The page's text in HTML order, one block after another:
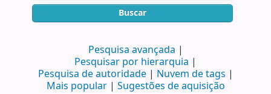
Buscar
Pesquisa avançada
Pesquisar por hierarquia
Pesquisa de autoridade
Nuvem de tags
Mais popular
Sugestões de aquisição